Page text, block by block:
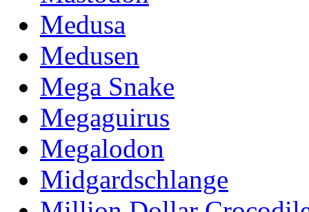
Medusa
Medusen
Mega Snake
Megaguirus
Megalodon
Midgardschlange